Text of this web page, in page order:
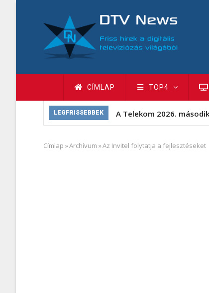
tartalomra
Fő
navigáció
CÍMLAP TOP4
LEGFRISSEBBEK A Telekom 2026.
Morzsa
Címlap »Archívum »Az Invitel folytatja a fejlesztéseket